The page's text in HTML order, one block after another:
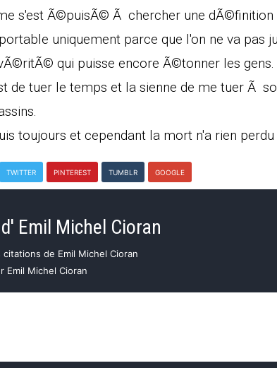
s'est Ã©puisÃ© Ã chercher une dÃ©finition
uniquement parce que l'on ne va pas
qui puisse encore Ã©tonner les gens.
de tuer le temps et la sienne de me tuer Ã
toujours et cependant la mort n'a rien
TWITTER PINTEREST TUMBLR GOOGLE
Emil Michel Cioran
de Emil Michel Cioran
Emil Michel Cioran